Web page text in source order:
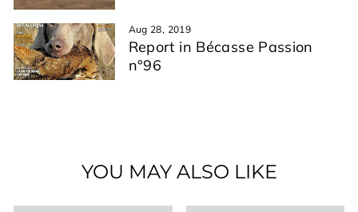
Aug 28, 2019
Report in Bécasse Passion
n°96
YOU MAY ALSO LIKE